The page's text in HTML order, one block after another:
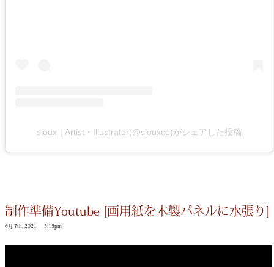
sioux | Artist・Illustrator(@siouxco)がシェアした投稿
制作準備Youtube [画用紙を木製パネルに水張り]
6月 7th, 2021 — 5:15pm